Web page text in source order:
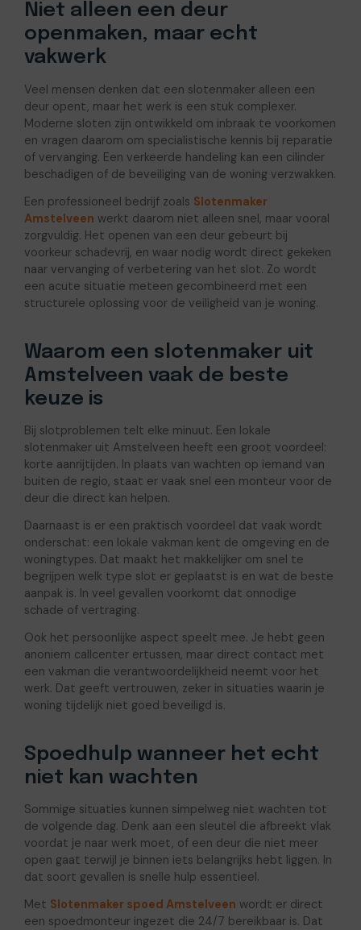
Niet alleen een deur
openmaken, maar echt
vakwerk
Veel mensen denken dat een slotenmaker alleen een
deur opent, maar het werk is een stuk complexer.
Moderne sloten zijn ontwikkeld om inbraak te voorkomen
en vragen daarom om specialistische kennis bij reparatie
of vervanging. Een verkeerde handeling kan een cilinder
beschadigen of de beveiliging van de woning verzwakken.
Een professioneel bedrijf zoals Slotenmaker
Amstelveen werkt daarom niet alleen snel, maar vooral
zorgvuldig. Het openen van een deur gebeurt bij
voorkeur schadevrij, en waar nodig wordt direct gekeken
naar vervanging of verbetering van het slot. Zo wordt
een acute situatie meteen gecombineerd met een
structurele oplossing voor de veiligheid van je woning.
Waarom een slotenmaker uit
Amstelveen vaak de beste
keuze is
Bij slotproblemen telt elke minuut. Een lokale
slotenmaker uit Amstelveen heeft een groot voordeel:
korte aanrijtijden. In plaats van wachten op iemand van
buiten de regio, staat er vaak snel een monteur voor de
deur die direct kan helpen.
Daarnaast is er een praktisch voordeel dat vaak wordt
onderschat: een lokale vakman kent de omgeving en de
woningtypes. Dat maakt het makkelijker om snel te
begrijpen welk type slot er geplaatst is en wat de beste
aanpak is. In veel gevallen voorkomt dat onnodige
schade of vertraging.
Ook het persoonlijke aspect speelt mee. Je hebt geen
anoniem callcenter ertussen, maar direct contact met
een vakman die verantwoordelijkheid neemt voor het
werk. Dat geeft vertrouwen, zeker in situaties waarin je
woning tijdelijk niet goed beveiligd is.
Spoedhulp wanneer het echt
niet kan wachten
Sommige situaties kunnen simpelweg niet wachten tot
de volgende dag. Denk aan een sleutel die afbreekt vlak
voordat je naar werk moet, of een deur die niet meer
open gaat terwijl je binnen iets belangrijks hebt liggen. In
dat soort gevallen is snelle hulp essentieel.
Met Slotenmaker spoed Amstelveen wordt er direct
een spoedmonteur ingezet die 24/7 bereikbaar is. Dat